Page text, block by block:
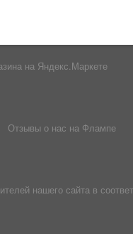
Отзывы о нас на Флампе
нашего сайта в